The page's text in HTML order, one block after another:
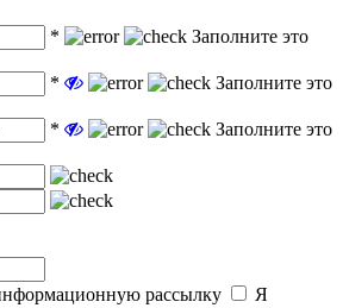
*
Заполните это
*
Заполните это
*
Заполните это
рассылку
Я